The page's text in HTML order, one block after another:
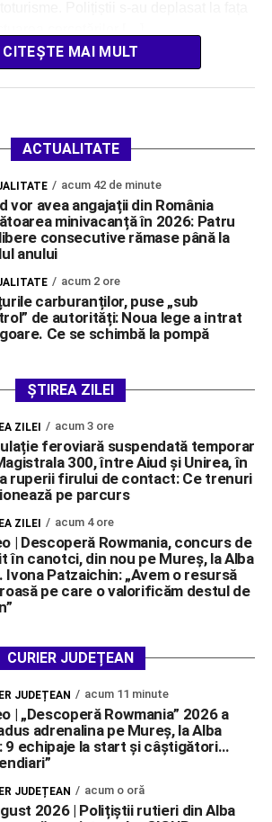
CITEȘTE MAI MULT
ACTUALITATE
acum 42 de minute
vor avea angajații din România
minivacanță în 2026: Patru
consecutive rămase până la
anului
acum 2 ore
carburanților, puse „sub
de autorități: Noua lege a intrat
Ce se schimbă la pompă
ȘTIREA ZILEI
ZILEI acum 3 ore
feroviară suspendată temporar
300, între Aiud și Unirea, în
ruperii firului de contact: Ce trenuri
pe parcurs
ZILEI acum 4 ore
| Descoperă Rowmania, concurs de
în canotci, din nou pe Mureș, la Alba
Ivona Patzaichin: „Avem o resursă
pe care o valorificăm destul de
CURIER JUDEȚEAN
JUDEȚEAN acum 11 minute
| „Descoperă Rowmania” 2026 a
adrenalina pe Mureș, la Alba
9 echipaje la start și câștigători…
JUDEȚEAN acum o oră
2026 | Polițiștii rutieri din Alba